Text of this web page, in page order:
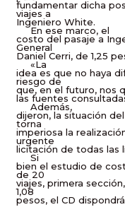
fundamentar dicha
viajes a
Ingeniero White.
En ese marco, el
costo del pasaje a
General
Daniel Cerri, de 1,25
«La
idea es que no haya
riesgo de
que, en el futuro, nos
las fuentes
Además,
dijeron, la situación
torna
imperiosa la
urgente
licitación de todas las
Si
bien el estudio de
de 20
viajes, primera
1,08
pesos, el CD